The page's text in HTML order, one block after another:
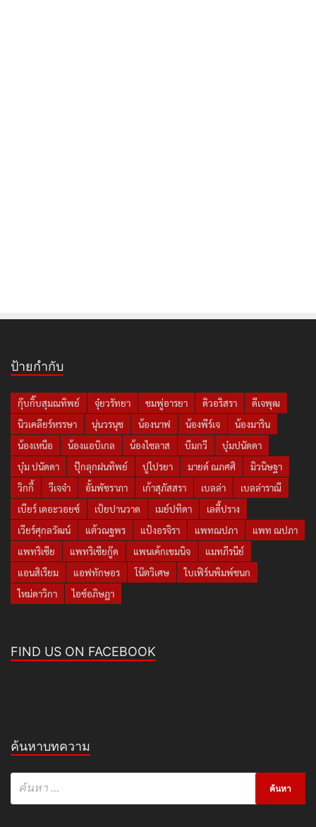
ป้ายกำกับ
กุ๊บกิ๊บสุมณทิพย์ จุ๋ยวรัทยา ชมพู่อารยา ดิวอริสรา
ดีเจพุฒ
นิวเคลียร์หรรษา
นุ่นวรนุช น้องนาฟ น้องพีร์เจ
น้องมาริน
น้องเหนือ
น้องแอบิเกล น้องไซลาส บีมกวี
บุ๋มปนัดดา
บุ๋ม ปนัดดา
ปุ๊กลุกฝนทิพย์ ปูไปรยา มายด์ ณภศศิ
มิวนิษฐา
วิกกี้
วีเจจ๋า อั้มพัชราภา เก้าสุภัสสรา เบลล่า
เบลล่าราณี
เบียร์ เดอะวอยซ์
เป้ยปานวาด เมย์ปทิดา
เลดี้ปราง
เวียร์ศุกลวัฒน์
แต้วณฐพร แป้งอรจิรา แพทณปภา
แพท ณปภา
แพทริเซีย
แพทริเซียกู๊ด แพนเค้กเขมนิจ
แมทภีรนีย์
แอนสิเรียม
แอฟทักษอร โน๊ตวิเศษ
ใบเฟิร์นพิมพ์ชนก
ใหม่ดาวิกา
ไอซ์อภิษฎา
FIND US ON FACEBOOK
ค้นหาบทความ